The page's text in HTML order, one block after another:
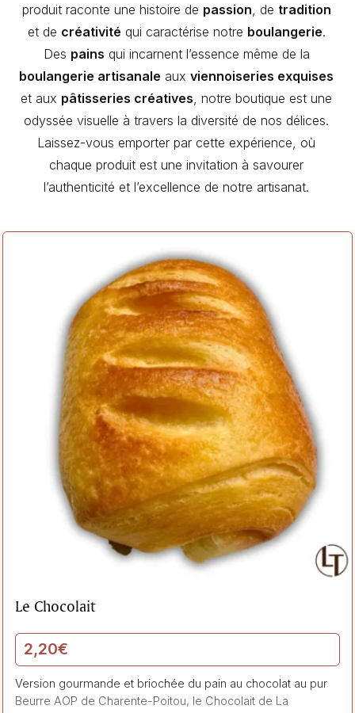
produit raconte une histoire de passion, de tradition
et de créativité qui caractérise notre boulangerie.
Des pains qui incarnent l’essence même de la
boulangerie artisanale aux viennoiseries exquises
et aux pâtisseries créatives, notre boutique est une
odyssée visuelle à travers la diversité de nos délices.
Laissez-vous emporter par cette expérience, où
chaque produit est une invitation à savourer
l’authenticité et l’excellence de notre artisanat.
Le Chocolait
2,20€
Version gourmande et briochée du pain au chocolat au pur
Beurre AOP de Charente-Poitou, le Chocolait de La